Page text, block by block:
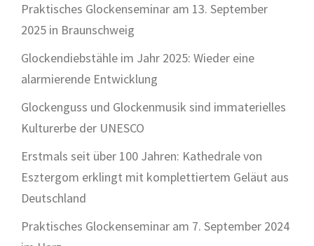
Praktisches Glockenseminar am 13. September
2025 in Braunschweig
Glockendiebstähle im Jahr 2025: Wieder eine
alarmierende Entwicklung
Glockenguss und Glockenmusik sind immaterielles
Kulturerbe der UNESCO
Erstmals seit über 100 Jahren: Kathedrale von
Esztergom erklingt mit komplettiertem Geläut aus
Deutschland
Praktisches Glockenseminar am 7. September 2024